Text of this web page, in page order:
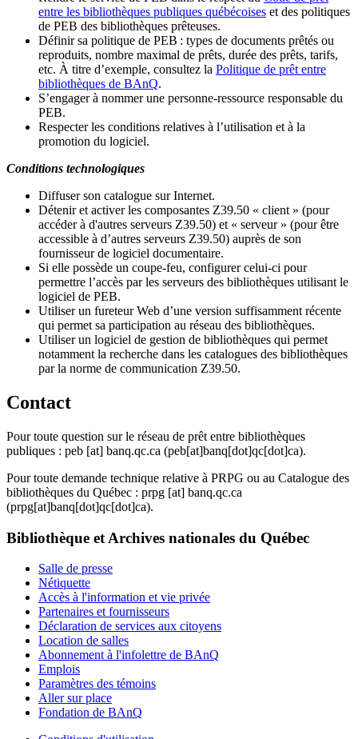
entre les bibliothèques publiques québécoises et des politiques
de PEB des bibliothèques prêteuses.
Définir sa politique de PEB : types de documents prêtés ou
reproduits, nombre maximal de prêts, durée des prêts, tarifs,
etc. À titre d’exemple, consultez la Politique de prêt entre
bibliothèques de BAnQ.
S’engager à nommer une personne-ressource responsable du
PEB.
Respecter les conditions relatives à l’utilisation et à la
promotion du logiciel.
Conditions technologiques
Diffuser son catalogue sur Internet.
Détenir et activer les composantes Z39.50 « client » (pour
accéder à d'autres serveurs Z39.50) et « serveur » (pour être
accessible à d’autres serveurs Z39.50) auprès de son
fournisseur de logiciel documentaire.
Si elle possède un coupe-feu, configurer celui-ci pour
permettre l’accès par les serveurs des bibliothèques utilisant le
logiciel de PEB.
Utiliser un fureteur Web d’une version suffisamment récente
qui permet sa participation au réseau des bibliothèques.
Utiliser un logiciel de gestion de bibliothèques qui permet
notamment la recherche dans les catalogues des bibliothèques
par la norme de communication Z39.50.
Contact
Pour toute question sur le réseau de prêt entre bibliothèques
publiques : peb [at] banq.qc.ca (peb[at]banq[dot]qc[dot]ca).
Pour toute demande technique relative à PRPG ou au Catalogue des
bibliothèques du Québec : prpg [at] banq.qc.ca
(prpg[at]banq[dot]qc[dot]ca).
Bibliothèque et Archives nationales du Québec
Salle de presse
Nétiquette
Accès à l'information et vie privée
Partenaires et fournisseurs
Déclaration de services aux citoyens
Location de salles
Abonnement à l'infolettre de BAnQ
Emplois
Paramètres des témoins
Aller sur place
Fondation de BAnQ